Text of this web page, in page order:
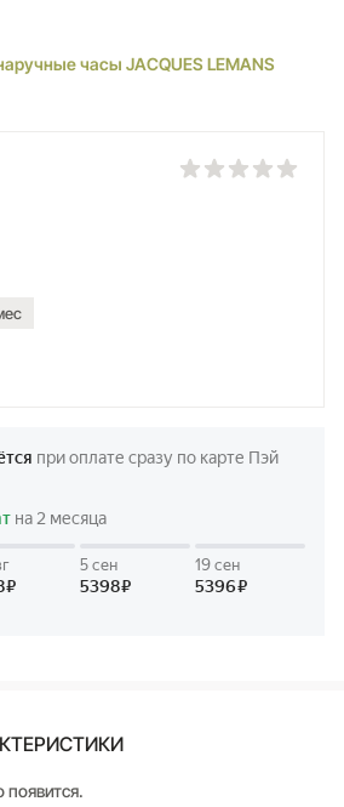
часы JACQUES LEMANS
появится.